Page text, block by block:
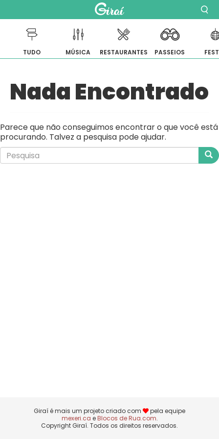
para
o
conteúdo
TUDO MÚSICA RESTAURANTES PASSEIOS
Nada Encontrado
Parece que não conseguimos encontrar o que você está
procurando. Talvez a pesquisa pode ajudar.
Giraí é mais um projeto criado com
pela equipe
mexeri.ca eBlocos de Rua.com.
Copyright Giraí. Todos os direitos reservados.